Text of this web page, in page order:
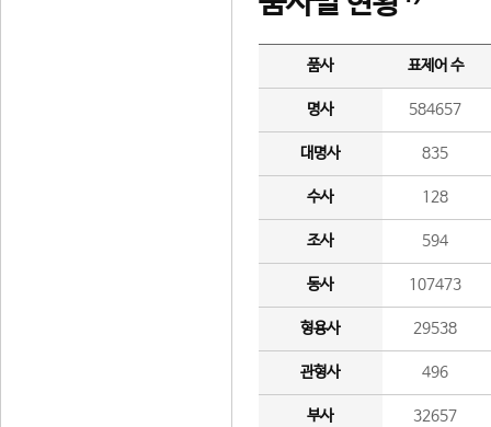
품사 표제어 수
명사 584657
대명사 835
수사 128
조사 594
동사 107473
형용사 29538
관형사 496
부사 32657